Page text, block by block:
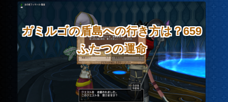
ガミルゴの盾島への行き方は？659
ふたつの運命